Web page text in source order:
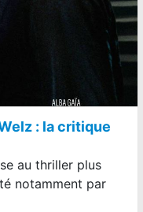
: la critique
au thriller plus
notamment par